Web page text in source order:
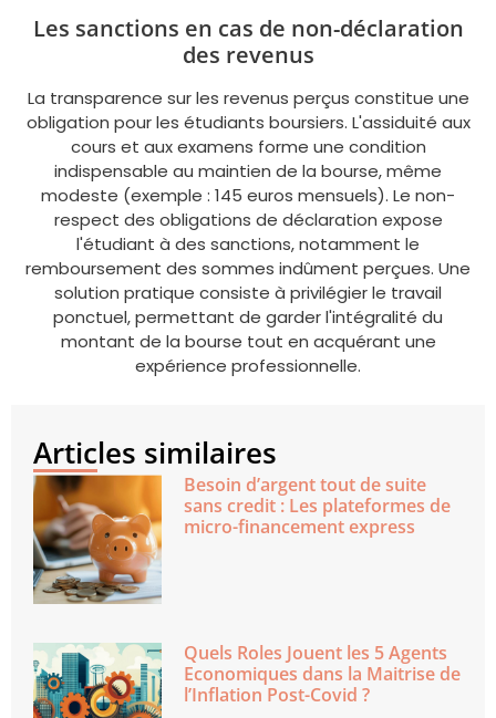
Articles similaires
Besoin d’argent tout de suite
sans credit : Les plateformes de
micro-financement express
Quels Roles Jouent les 5 Agents
Economiques dans la Maitrise de
l’Inflation Post-Covid ?
Les sanctions en cas de non-déclaration
des revenus
La transparence sur les revenus perçus constitue une
obligation pour les étudiants boursiers. L'assiduité aux
cours et aux examens forme une condition
indispensable au maintien de la bourse, même
modeste (exemple : 145 euros mensuels). Le non-
respect des obligations de déclaration expose
l'étudiant à des sanctions, notamment le
remboursement des sommes indûment perçues. Une
solution pratique consiste à privilégier le travail
ponctuel, permettant de garder l'intégralité du
montant de la bourse tout en acquérant une
expérience professionnelle.